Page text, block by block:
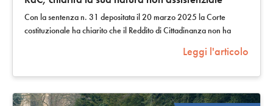
Con la sentenza n. 31 depositata il 20 marzo 2025 la Corte
costituzionale ha chiarito che il Reddito di Cittadinanza non ha
Leggi l'articolo